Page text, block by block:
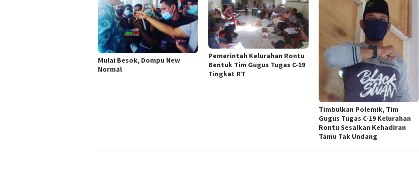
Mulai Besok, Dompu New
Normal
Pemerintah Kelurahan Rontu
Bentuk Tim Gugus Tugas C-19
Tingkat RT
Timbulkan Polemik, Tim
Gugus Tugas C-19 Kelurahan
Rontu Sesalkan Kehadiran
Tamu Tak Undang